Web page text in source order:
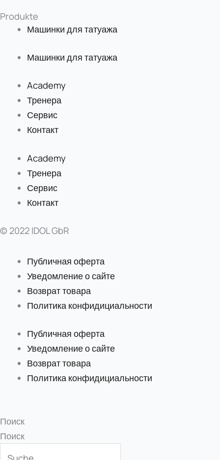
Produkte
Машинки для татуажа
Машинки для татуажа
Academy
Тренера
Сервис
Контакт
Academy
Тренера
Сервис
Контакт
© 2022 IDOL GbR
Публичная оферта
Уведомление о сайте
Возврат товара
Политика конфидициальности
Публичная оферта
Уведомление о сайте
Возврат товара
Политика конфидициальности
Поиск
Поиск